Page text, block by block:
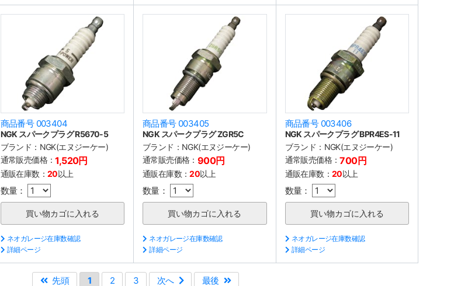
商品番号 003404
NGK スパークプラグ R5670-5
ブランド： NGK(エヌジーケー)
通常販売価格：1,520円
通販在庫数： 20以上
数量：
ネオガレージ在庫数確認
詳細ページ
商品番号 003405
NGK スパークプラグ ZGR5C
ブランド： NGK(エヌジーケー)
通常販売価格： 900円
通販在庫数：20以上
数量：
ネオガレージ在庫数確認
詳細ページ
商品番号 003406
NGK スパークプラグ BPR4ES-11
ブランド： NGK(エヌジーケー)
通常販売価格：700円
通販在庫数： 20以上
数量：
ネオガレージ在庫数確認
詳細ページ
先頭 1 2 3 次へ 最後